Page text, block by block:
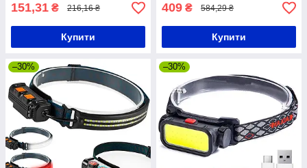
151,31 ₴ 216,16 ₴
Купити
409 ₴ 584,29 ₴
Купити
–30% –30%